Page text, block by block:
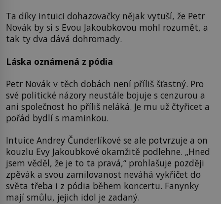
Ta díky intuici dohazovačky nějak vytuší, že Petr
Novák by si s Evou Jakoubkovou mohl rozumět, a
tak ty dva dává dohromady.
Láska oznámená z pódia
Petr Novák v těch dobách není příliš šťastný. Pro
své politické názory neustále bojuje s cenzurou a
ani společnost ho příliš neláká. Je mu už čtyřicet a
pořád bydlí s maminkou.
Intuice Andrey Čunderlíkové se ale potvrzuje a on
kouzlu Evy Jakoubkové okamžitě podlehne. „Hned
jsem věděl, že je to ta pravá,“ prohlašuje později
zpěvák a svou zamilovanost neváhá vykřičet do
světa třeba i z pódia během koncertu. Fanynky
mají smůlu, jejich idol je zadaný.